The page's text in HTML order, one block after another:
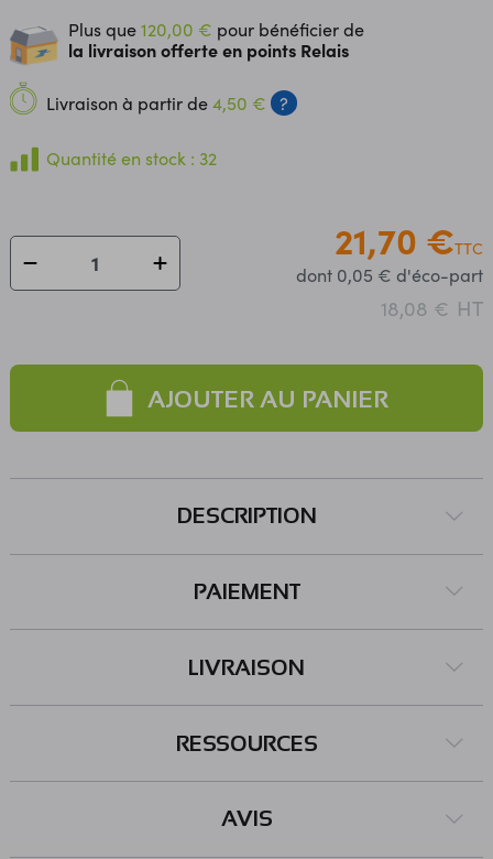
compatible Grove Alimentation: 3,3 à 5 Vcc Plage de
mesure: -50 à +600 °C Précision: ±2 % (+ 2°C) Dimensions
amplificateur: 40 x 20 x 13 mm Connectique non
compatible avec Tinker Kit Référence Seeedstudio:
111020002 (remplace 811010001)
Plus que120,00 € pour bénéficier de
la livraison offerte en points Relais
Livraison à partir de4,50 € ?
Quantité en stock : 32
21,70 €TTC
dont 0,05 € d'éco-part
18,08 € HT
AJOUTER AU PANIER
DESCRIPTION
PAIEMENT
LIVRAISON
RESSOURCES
AVIS